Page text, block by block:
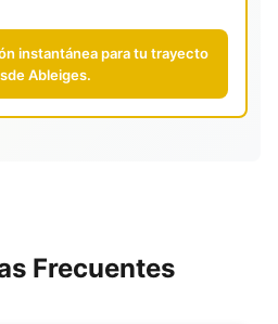
instantánea para tu trayecto
Ableiges.
Frecuentes